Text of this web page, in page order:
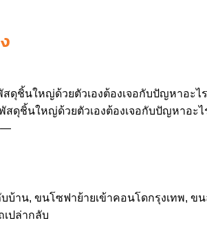
สดุชิ้นใหญ่ด้วยตัวเองต้องเจอกับปัญหาอะไ
าน, ขนโซฟาย้ายเข้าคอนโดกรุงเทพ,
เปล่ากลับ